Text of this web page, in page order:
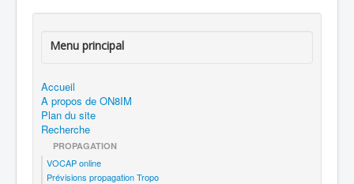
Menu principal
Accueil
A propos de ON8IM
Plan du site
Recherche
PROPAGATION
VOCAP online
Prévisions propagation Tropo